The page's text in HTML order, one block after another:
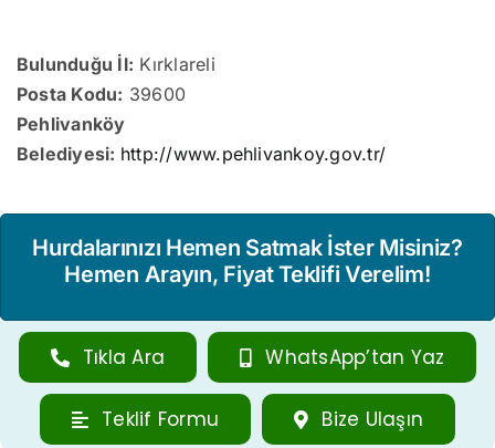
Bulunduğu İl: Kırklareli
Posta Kodu: 39600
Pehlivanköy
Belediyesi: http://www.pehlivankoy.gov.tr/
Hurdalarınızı Hemen Satmak İster Misiniz?
Hemen Arayın, Fiyat Teklifi Verelim!
Tıkla Ara WhatsApp’tan Yaz
Teklif Formu Bize Ulaşın